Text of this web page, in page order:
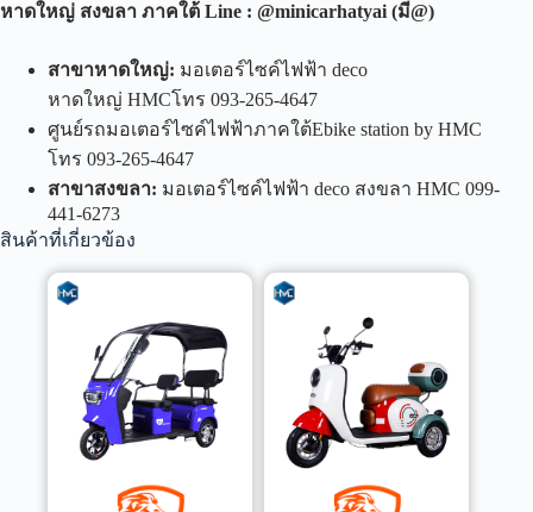
หาดใหญ่ สงขลา ภาคใต้ Line : @minicarhatyai (มี@)
สาขาหาดใหญ่: มอเตอร์ไซค์ไฟฟ้า deco
หาดใหญ่ HMCโทร 093-265-4647
ศูนย์รถมอเตอร์ไซค์ไฟฟ้าภาคใต้Ebike station by HMC
โทร 093-265-4647
สาขาสงขลา: มอเตอร์ไซค์ไฟฟ้า deco สงขลา HMC 099-
441-6273
สินค้าที่เกี่ยวข้อง